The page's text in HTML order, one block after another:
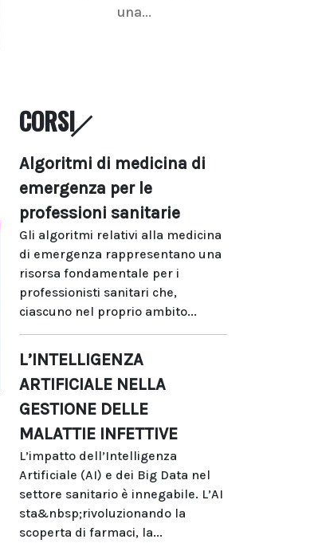
una...
CORSI
Algoritmi di medicina di
emergenza per le
professioni sanitarie
Gli algoritmi relativi alla medicina
di emergenza rappresentano una
risorsa fondamentale per i
professionisti sanitari che,
ciascuno nel proprio ambito...
L’INTELLIGENZA
ARTIFICIALE NELLA
GESTIONE DELLE
MALATTIE INFETTIVE
L’impatto dell’Intelligenza
Artificiale (AI) e dei Big Data nel
settore sanitario è innegabile. L’AI
sta&nbsp;rivoluzionando la
scoperta di farmaci, la...